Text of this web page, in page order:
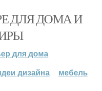
ДЛЯ ДОМА И
для дома
дизайна мебель